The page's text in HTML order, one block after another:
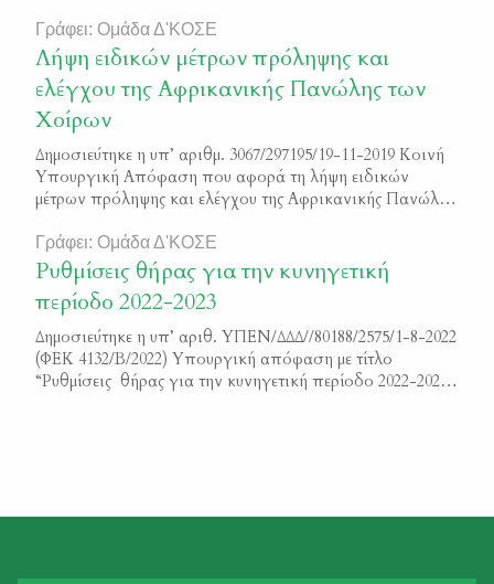
καιρικών συνθηκών, ενημερώνουμε τους κυνηγούς
σχετικά με τις νομικές προβλέψεις επί του θέματος: Στο
άρθρο 258 του δασικού κώδικα (νδ 86/1969, ν. 177/ 1975),
που έχει ισχύ για τα […]
Γράφει: Ομάδα Δ'ΚΟΣΕ
Λήψη ειδικών μέτρων πρόληψης και
ελέγχου της Αφρικανικής Πανώλης των
Χοίρων
Δημοσιεύτηκε η υπ’ αριθμ. 3067/297195/19-11-2019 Κοινή
Υπουργική Απόφαση που αφορά τη λήψη ειδικών
μέτρων πρόληψης και ελέγχου της Αφρικανικής Πανώλης
Δράμας ΦΕΚ_4270_Β_2019
Γράφει: Ομάδα Δ'ΚΟΣΕ
Ρυθμίσεις θήρας για την κυνηγετική
περίοδο 2022-2023
Δημοσιεύτηκε η υπ’ αριθ. ΥΠΕΝ/ΔΔΔ//80188/2575/1-8-2022
(ΦΕΚ 4132/Β/2022) Υπουργική απόφαση με τίτλο
“Ρυθμίσεις θήρας για την κυνηγετική περίοδο 2022-2023”